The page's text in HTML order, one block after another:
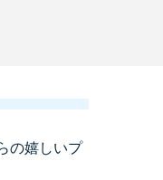
の嬉しいプ